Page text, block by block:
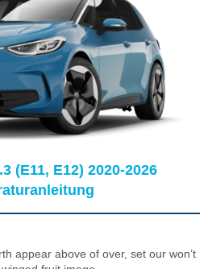
(E11, E12) 2020-2026
appear above of over, set our won’t